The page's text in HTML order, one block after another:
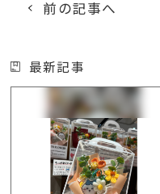
前の記事へ
最新記事